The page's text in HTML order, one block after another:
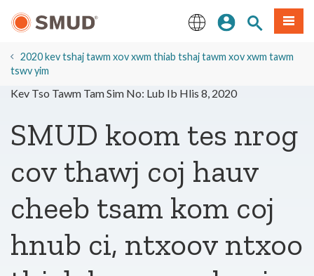
mus
Cov
Ntsiab
Tseem
Kos Npe
Nrhiav
2020 kev tshaj tawm xov xwm thiab tshaj tawm xov xwm tawm
tswv yim
Kev Tso Tawm Tam Sim No: Lub Ib Hlis 8, 2020
SMUD koom tes nrog
cov thawj coj hauv
cheeb tsam kom coj
hnub ci, ntxoov ntxoo